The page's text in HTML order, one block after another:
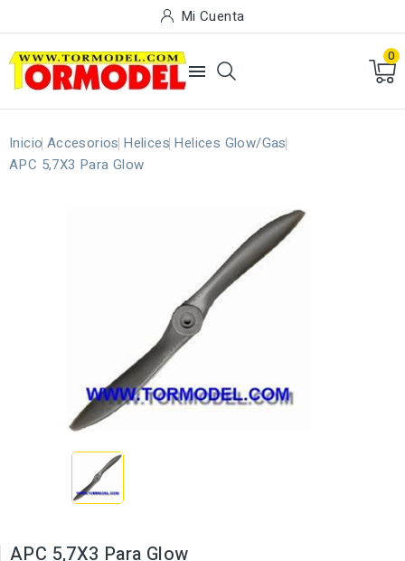
Mi Cuenta

0
Inicio Accesorios Helices Helices Glow/Gas
APC 5,7X3 Para Glow
APC 5,7X3 Para Glow